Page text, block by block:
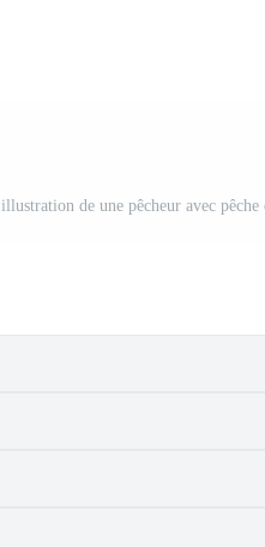
illustration de une pêcheur avec